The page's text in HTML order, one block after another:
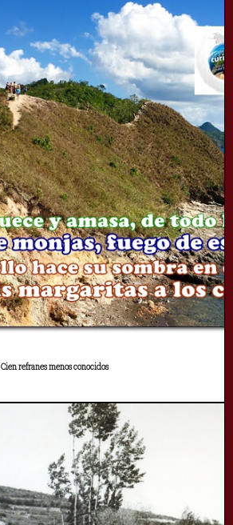
Cien refranes menos conocidos